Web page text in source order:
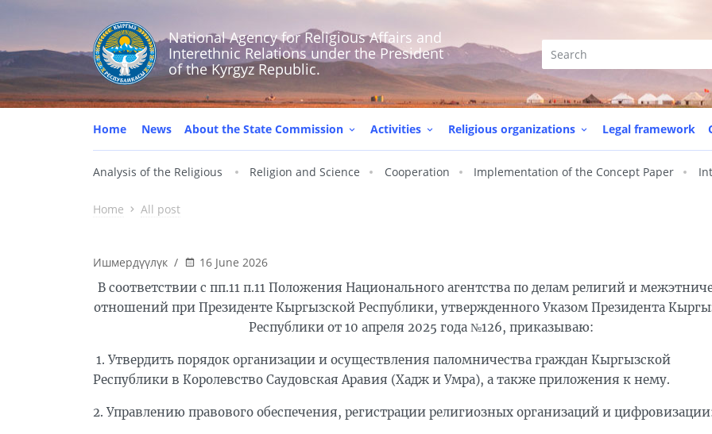
National Agency for Religious Affairs and
Interethnic Relations under the President
of the Kyrgyz Republic.
Home News About the State Commission Activities Religious organizations Legal framework
Analysis of the Religious Religion and Science Cooperation Implementation of the Concept Paper
Home All post
Ишмердүүлүк / 16 June 2026
В соответствии с пп.11 п.11 Положения Национального агентства по делам религий и
отношений при Президенте Кыргызской Республики, утвержденного Указом Президента
Республики от 10 апреля 2025 года №126, приказываю:
1. Утвердить порядок организации и осуществления паломничества граждан Кыргызской
Республики в Королевство Саудовская Аравия (Хадж и Умра), а также приложения к нему.
2. Управлению правового обеспечения, регистрации религиозных организаций и